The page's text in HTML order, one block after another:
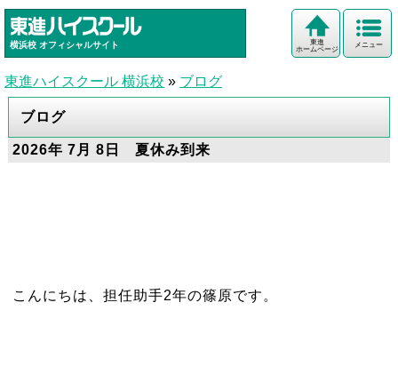
横浜校 オフィシャルサイト メニュー
東進
ホームページ
東進ハイスクール 横浜校 » ブログ
ブログ
2026年 7月 8日 夏休み到来
こんにちは、担任助手2年の篠原です。